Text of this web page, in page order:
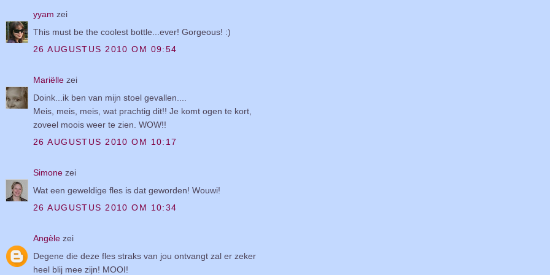
yyam zei
This must be the coolest bottle...ever! Gorgeous! :)
26 AUGUSTUS 2010 OM 09:54
Mariëlle zei
Doink...ik ben van mijn stoel gevallen....
Meis, meis, meis, wat prachtig dit!! Je komt ogen te kort,
zoveel moois weer te zien. WOW!!
26 AUGUSTUS 2010 OM 10:17
Simone zei
Wat een geweldige fles is dat geworden! Wouwi!
26 AUGUSTUS 2010 OM 10:34
Angèle zei
Degene die deze fles straks van jou ontvangt zal er zeker
heel blij mee zijn! MOOI!